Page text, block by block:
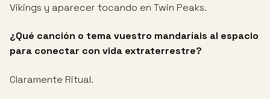
Vikings y aparecer tocando en Twin Peaks.
¿Qué canción o tema vuestro mandaríais al espacio
para conectar con vida extraterrestre?
Claramente Ritual.